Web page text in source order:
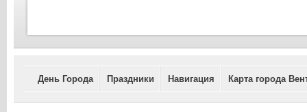
День Города Праздники Навигация Карта города